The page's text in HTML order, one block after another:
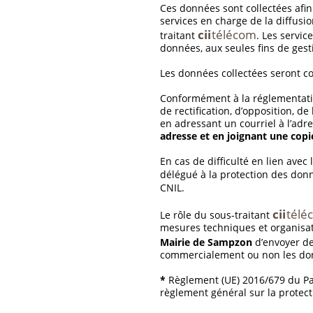
Ces données sont collectées
services en charge de la
traitant ciitélécom. Les
données, aux seules fins de
Les données collectées seront
Conformément à la
de rectification, d’opposition,
en adressant un courriel à
adresse et en joignant une
En cas de difficulté en lien
délégué à la protection des
CNIL.
Le rôle du sous-traitant cii
mesures techniques et
Mairie de Sampzond’envoyer
commercialement ou non les
*Règlement (UE) 2016/679 du
règlement général sur la